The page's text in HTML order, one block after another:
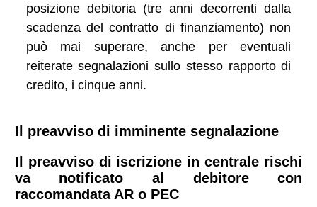
posizione debitoria (tre anni decorrenti dalla
scadenza del contratto di finanziamento) non
può mai superare, anche per eventuali
reiterate segnalazioni sullo stesso rapporto di
credito, i cinque anni.
Il preavviso di imminente segnalazione
Il preavviso di iscrizione in centrale rischi
va notificato al debitore con
raccomandata AR o PEC